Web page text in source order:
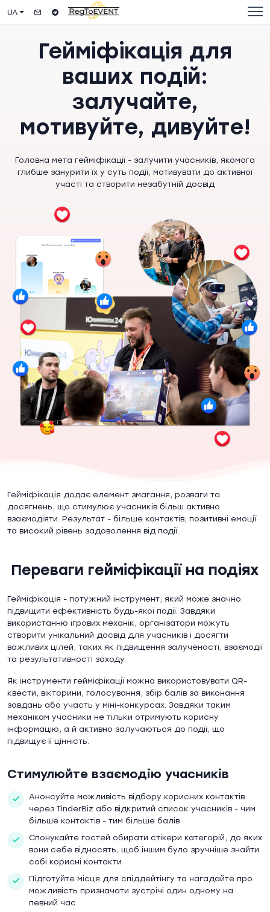
UA
Гейміфікація для
ваших подій:
залучайте,
мотивуйте, дивуйте!
Головна мета гейміфікації - залучити учасників, якомога
глибше занурити їх у суть події, мотивувати до активної
участі та створити незабутній досвід
Гейміфікація додає елемент змагання, розваги та
досягнень, що стимулює учасників більш активно
взаємодіяти. Результат - більше контактів, позитивні емоції
та високий рівень задоволення від події.
Переваги гейміфікації на подіях
Гейміфікація - потужний інструмент, який може значно
підвищити ефективність будь-якої події. Завдяки
використанню ігрових механік, організатори можуть
створити унікальний досвід для учасників і досягти
важливих цілей, таких як підвищення залученості, взаємодії
та результативності заходу.
Як інструменти гейміфікації можна використовувати QR-
квести, вікторини, голосування, збір балів за виконання
завдань або участь у міні-конкурсах. Завдяки таким
механікам учасники не тільки отримують корисну
інформацію, а й активно залучаються до події, що
підвищує її цінність.
Стимулюйте взаємодію учасників
Анонсуйте можливість відбору корисних контактів
через TinderBiz або відкритий список учасників - чим
більше контактів - тим більше балів
Спонукайте гостей обирати стікери категорій, до яких
вони себе відносять, щоб іншим було зручніше знайти
собі корисні контакти
Підготуйте місця для спіддейтінгу та нагадайте про
можливість призначати зустрічі один одному на
певний час